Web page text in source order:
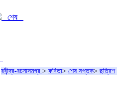
শেষ
রবীন্দ্র-রচনাসমগ্র > কবিতা> শেষ সপ্তক> ছত্রিশ